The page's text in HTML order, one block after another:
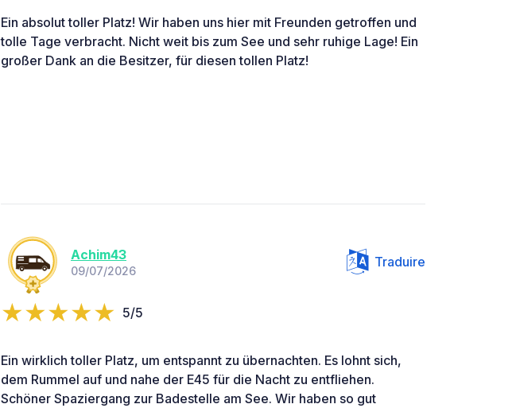
Ein absolut toller Platz! Wir haben uns hier mit Freunden getroffen und
tolle Tage verbracht. Nicht weit bis zum See und sehr ruhige Lage! Ein
großer Dank an die Besitzer, für diesen tollen Platz!
Achim43
09/07/2026
Traduire
5/5
Ein wirklich toller Platz, um entspannt zu übernachten. Es lohnt sich,
dem Rummel auf und nahe der E45 für die Nacht zu entfliehen.
Schöner Spaziergang zur Badestelle am See. Wir haben so gut